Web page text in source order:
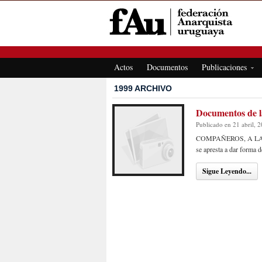
Actos Documentos Publicaciones
1999 ARCHIVO
Documentos de
Publicado en 21 abril,
COMPAÑEROS, A
se apresta a dar forma
Sigue Leyendo...